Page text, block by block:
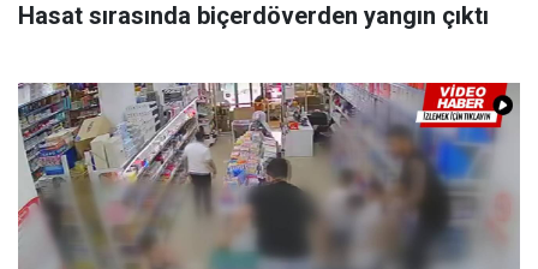
Hasat sırasında biçerdöverden yangın çıktı